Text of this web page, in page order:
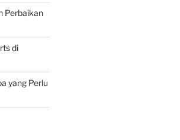
Perbaikan
di
yang Perlu